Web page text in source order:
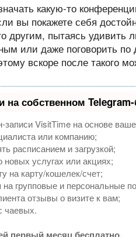
какую-то
вы покажете себя
другим, пытаясь удивить
или даже поговорить
вскоре после такого
на собственном
VisitTime на основе
или компанию;
расписанием и загрузкой;
услугах или акциях;
на карту/кошелек/счет;
групповые и персональные
отзывы о визите к вам;
чаевых.